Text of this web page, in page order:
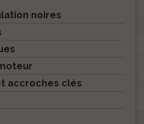
noires
accroches clés